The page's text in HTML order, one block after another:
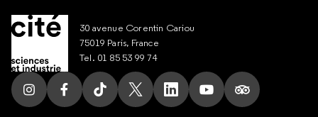
30 avenue Corentin Cariou
75019 Paris, France
Tel. 01 85 53 99 74
Suivez nous sur Instagram
Suivez nous sur Facebook
Suivez nous sur Tik Tok
Suivez nous sur X
Suivez nous sur LinkedIn
Suivez nous sur
Suivez nous